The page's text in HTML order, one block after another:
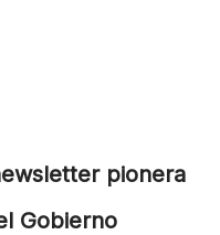
pionera
Gobierno